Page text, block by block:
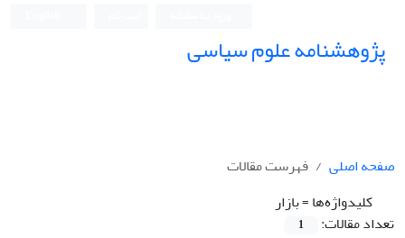
پژوهشنامه علوم سیاسی
صفحه اصلی
فهرست مقالات
کلیدواژه‌ها =بازار
تعداد مقالات:
1